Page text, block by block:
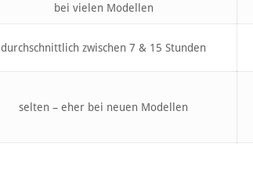
bei vielen Modellen
durchschnittlich zwischen 7 & 15 Stunden
selten – eher bei neuen Modellen